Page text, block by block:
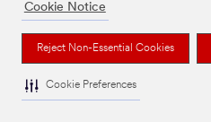
Cookie Notice
Reject Non-Essential Cookies
Cookie Preferences